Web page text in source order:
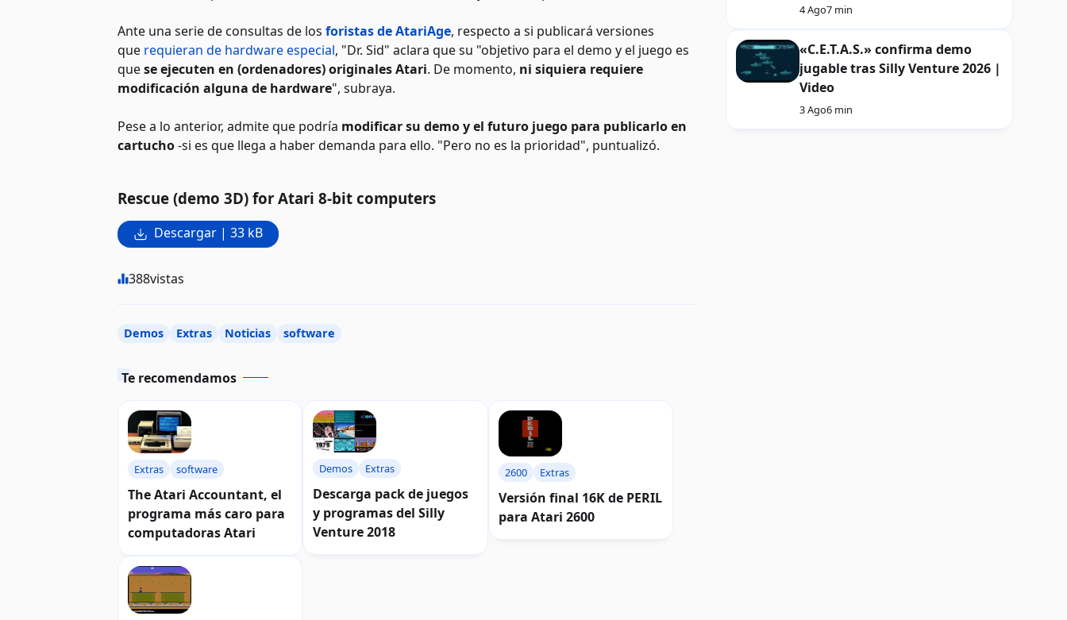
Ante una serie de consultas de los foristas de AtariAge, respecto a si publicará versiones
que requieran de hardware especial, "Dr. Sid" aclara que su "objetivo para el demo y el juego es
quese ejecuten en (ordenadores) originales Atari. De momento, ni siquiera requiere
modificación alguna de hardware", subraya.
Pese a lo anterior, admite que podría modificar su demo y el futuro juego para publicarlo en
cartucho-si es que llega a haber demanda para ello. "Pero no es la prioridad", puntualizó.
Rescue (demo 3D) for Atari 8-bit computers
Descargar | 33 kB
388vistas
Demos Extras Noticias software
Te recomendamos
Extras software
The Atari Accountant, el
programa más caro para
computadoras Atari
Demos Extras
Descarga pack de juegos
y programas del Silly
Venture 2018
2600 Extras
Versión final 16K de PERIL
para Atari 2600
4 Ago7 min
«C.E.T.A.S.» confirma demo
jugable tras Silly Venture 2026 |
Video
3 Ago6 min